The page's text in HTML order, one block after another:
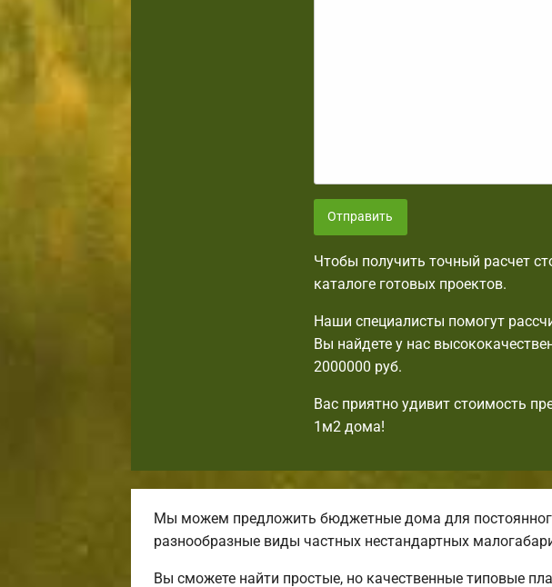
Отправить
Чтобы получить точный расчет
каталоге готовых проектов.
Наши специалисты помогут
Вы найдете у нас
2000000 руб.
Вас приятно удивит стоимость
1м2 дома!
Мы можем предложить бюджетные дома для
разнообразные виды частных нестандартных
Вы сможете найти простые, но качественные типовые